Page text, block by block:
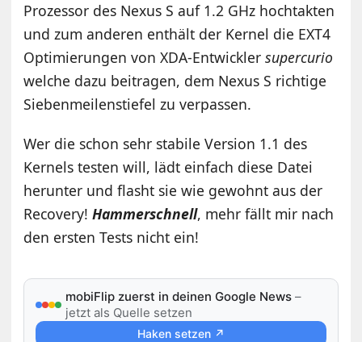
Prozessor des Nexus S auf 1.2 GHz hochtakten
und zum anderen enthält der Kernel die EXT4
Optimierungen von XDA-Entwicklersupercurio
welche dazu beitragen, dem Nexus S richtige
Siebenmeilenstiefel zu verpassen.
Wer die schon sehr stabile Version 1.1 des
Kernels testen will, lädt einfach diese Datei
herunter und flasht sie wie gewohnt aus der
Recovery!Hammerschnell, mehr fällt mir nach
den ersten Tests nicht ein!
mobiFlip zuerst in deinen Google News –
jetzt als Quelle setzen
Haken setzen ↗